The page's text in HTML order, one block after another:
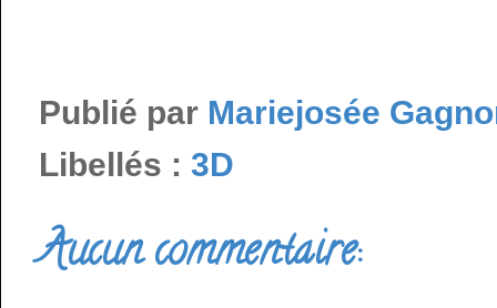
Publié par Mariejosée
Libellés : 3D
Aucun commentaire: